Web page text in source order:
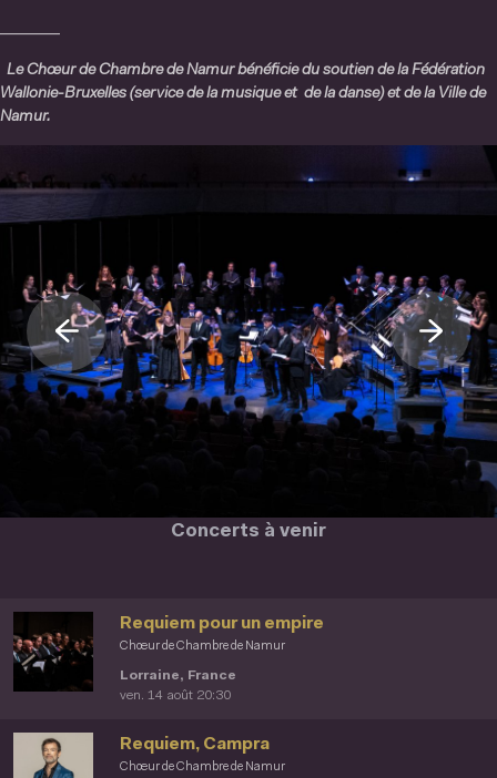
Le Chœur de Chambre de Namur bénéficie du soutien de la Fédération
Wallonie-Bruxelles (service de la musique et de la danse) et de la Ville de
Namur.
Concerts à venir
Chœur de Chambre de Namur
Requiem pour un empire
Lorraine, France
ven. 14 août 20:30
Chœur de Chambre de Namur
Requiem, Campra